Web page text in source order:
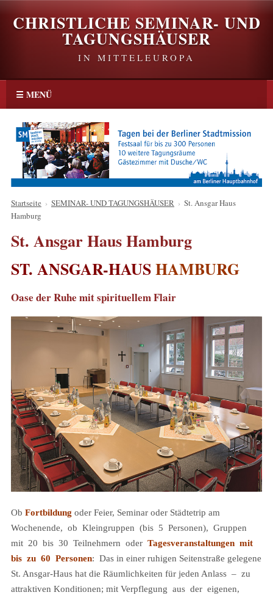
CHRISTLICHE SEMINAR- UND
TAGUNGSHÄUSER
IN MITTELEUROPA
☰ MENÜ
Startseite › SEMINAR- UND TAGUNGSHÄUSER › St. Ansgar Haus
Hamburg
St. Ansgar Haus Hamburg
ST. ANSGAR-HAUSHAMBURG
Oase der Ruhe mit spirituellem Flair
Ob Fortbildung oder Feier, Seminar oder Städtetrip am
Wochenende, ob Kleingruppen (bis 5 Personen), Gruppen
mit 20 bis 30 Teilnehmern oder Tagesveranstaltungen mit
bis zu 60 Personen: Das in einer ruhigen Seitenstraße gelegene
St. Ansgar-Haus hat die Räumlichkeiten für jeden Anlass – zu
attraktiven Konditionen; mit Verpflegung aus der eigenen,